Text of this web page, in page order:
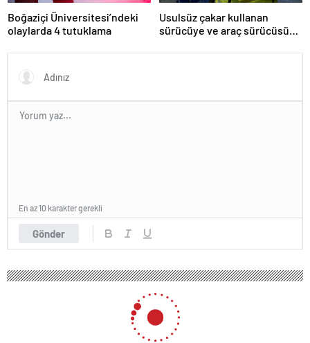
Boğaziçi Üniversitesi’ndeki
olaylarda 4 tutuklama
Usulsüz çakar kullanan
sürücüye ve araç sürücüsüne
Gönder
En az 10 karakter gerekli